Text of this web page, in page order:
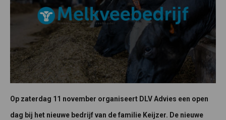
Op zaterdag 11 november organiseert DLV Advies een open
dag bij het nieuwe bedrijf van de familie Keijzer. De nieuwe